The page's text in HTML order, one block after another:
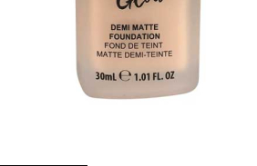
CRIAR CONTA